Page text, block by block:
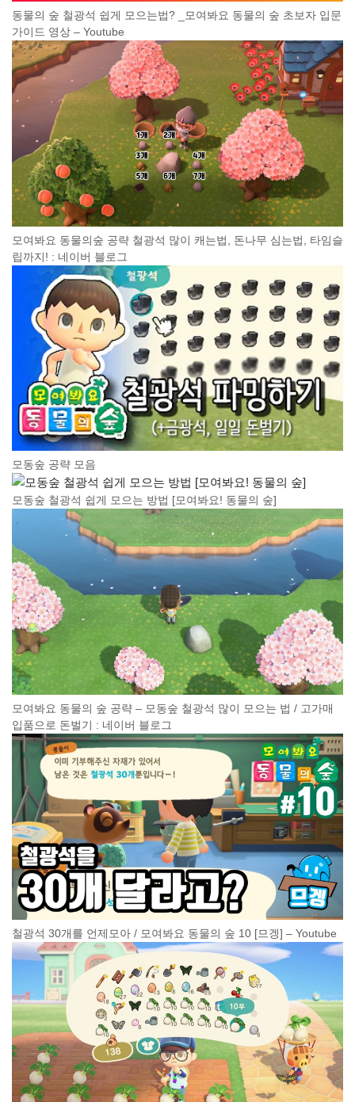
동물의 숲 철광석 쉽게 모으는법? _모여봐요 동물의 숲 초보자 입문
가이드 영상 – Youtube
모여봐요 동물의숲 공략 철광석 많이 캐는법, 돈나무 심는법, 타임슬
립까지! : 네이버 블로그
모동숲 공략 모음
모동숲 철광석 쉽게 모으는 방법 [모여봐요! 동물의 숲]
모여봐요 동물의 숲 공략 – 모동숲 철광석 많이 모으는 법 / 고가매
입품으로 돈벌기 : 네이버 블로그
철광석 30개를 언제모아 / 모여봐요 동물의 숲 10 [므겡] – Youtube